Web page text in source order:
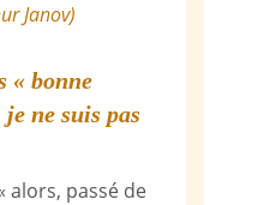
Janov)
« bonne
ne suis pas
alors, passé de